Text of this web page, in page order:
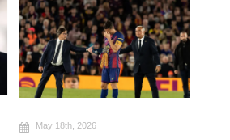
May 18th, 2026